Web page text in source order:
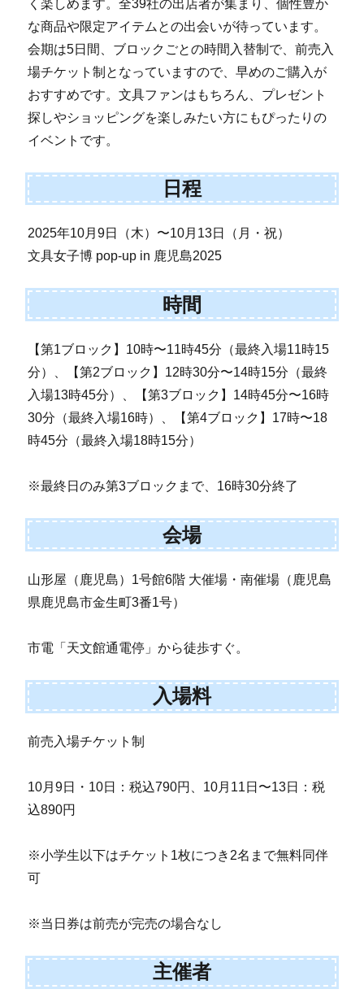
く楽しめます。全39社の出店者が集まり、個性豊か
な商品や限定アイテムとの出会いが待っています。
会期は5日間、ブロックごとの時間入替制で、前売入
場チケット制となっていますので、早めのご購入が
おすすめです。文具ファンはもちろん、プレゼント
探しやショッピングを楽しみたい方にもぴったりの
イベントです。
日程
2025年10月9日（木）〜10月13日（月・祝）
文具女子博 pop-up in 鹿児島2025
時間
【第1ブロック】10時〜11時45分（最終入場11時15
分）、【第2ブロック】12時30分〜14時15分（最終
入場13時45分）、【第3ブロック】14時45分〜16時
30分（最終入場16時）、【第4ブロック】17時〜18
時45分（最終入場18時15分）
※最終日のみ第3ブロックまで、16時30分終了
会場
山形屋（鹿児島）1号館6階 大催場・南催場（鹿児島
県鹿児島市金生町3番1号）
市電「天文館通電停」から徒歩すぐ。
入場料
前売入場チケット制
10月9日・10日：税込790円、10月11日〜13日：税
込890円
※小学生以下はチケット1枚につき2名まで無料同伴
可
※当日券は前売が完売の場合なし
主催者